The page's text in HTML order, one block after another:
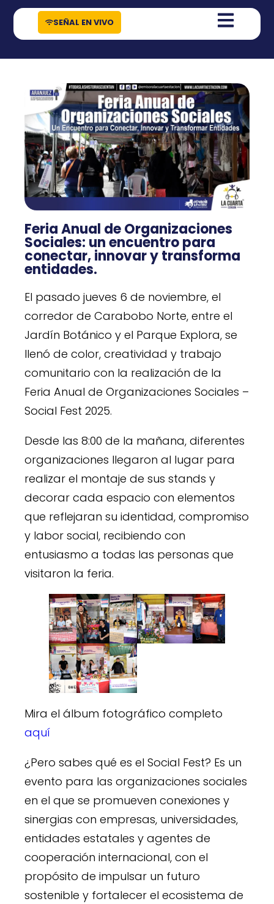
contenido
SEÑAL EN VIVO
Feria Anual de Organizaciones
Sociales: un encuentro para
conectar, innovar y transforma
entidades.
El pasado jueves 6 de noviembre, el
corredor de Carabobo Norte, entre el
Jardín Botánico y el Parque Explora, se
llenó de color, creatividad y trabajo
comunitario con la realización de la
Feria Anual de Organizaciones Sociales –
Social Fest 2025.
Desde las 8:00 de la mañana, diferentes
organizaciones llegaron al lugar para
realizar el montaje de sus stands y
decorar cada espacio con elementos
que reflejaran su identidad, compromiso
y labor social, recibiendo con
entusiasmo a todas las personas que
visitaron la feria.
Mira el álbum fotográfico completo
aquí
¿Pero sabes qué es el Social Fest? Es un
evento para las organizaciones sociales
en el que se promueven conexiones y
sinergias con empresas, universidades,
entidades estatales y agentes de
cooperación internacional, con el
propósito de impulsar un futuro
sostenible y fortalecer el ecosistema de